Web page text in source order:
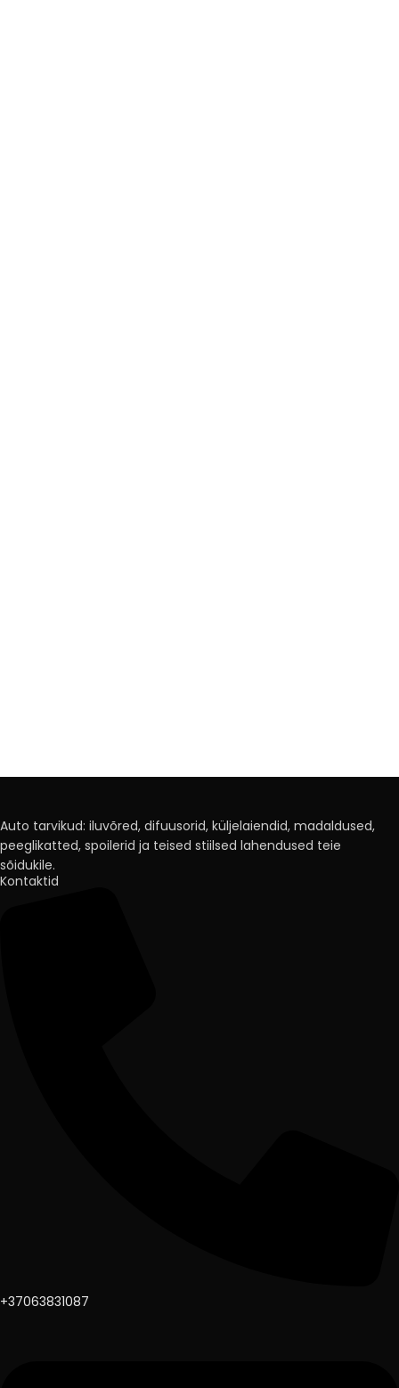
Auto tarvikud: iluvõred, difuusorid, küljelaiendid, madaldused,
peeglikatted, spoilerid ja teised stiilsed lahendused teie
sõidukile.
Kontaktid
+37063831087